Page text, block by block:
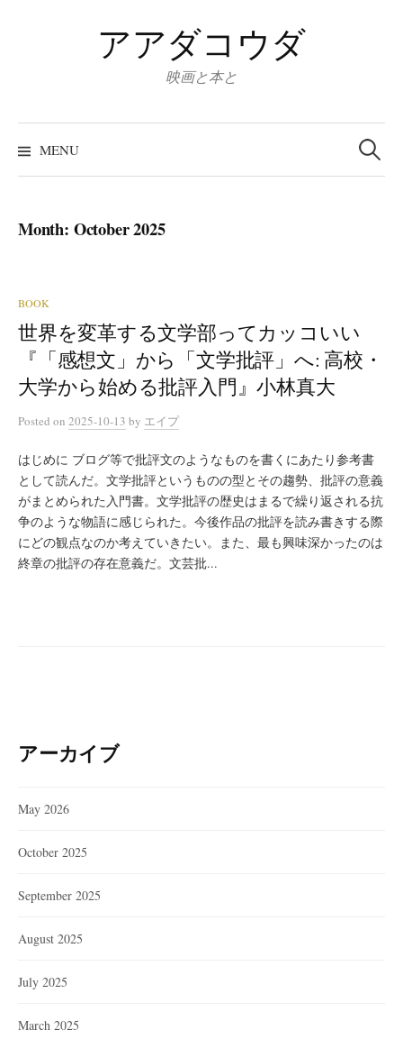
アアダコウダ
映画と本と
MENU
Search
for:
Month: October 2025
BOOK
世界を変革する文学部ってカッコいい
『「感想文」から「文学批評」へ: 高校・
大学から始める批評入門』小林真大
Posted on 2025-10-13 by エイプ
はじめに ブログ等で批評文のようなものを書くにあたり参考書
として読んだ。文学批評というものの型とその趨勢、批評の意義
がまとめられた入門書。文学批評の歴史はまるで繰り返される抗
争のような物語に感じられた。今後作品の批評を読み書きする際
にどの観点なのか考えていきたい。また、最も興味深かったのは
終章の批評の存在意義だ。文芸批...
アーカイブ
May 2026
October 2025
September 2025
August 2025
July 2025
March 2025